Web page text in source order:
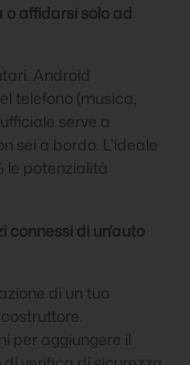
o affidarsi solo ad
Android
telefono (musica,
serve a
sei a bordo. L’ideale
le potenzialità
di un’auto
di un tuo
per aggiungere il